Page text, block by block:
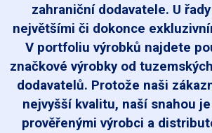
zahraniční dodavatele. U
největšími či dokonce
V portfoliu výrobků najdete
značkové výrobky od
dodavatelů. Protože naši
nejvyšší kvalitu, naší snahou
prověřenými výrobci a